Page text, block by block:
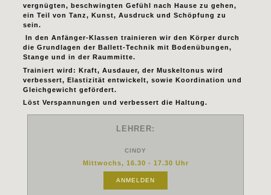
vergnügten, beschwingten Gefühl nach Hause zu gehen,
ein Teil von Tanz, Kunst, Ausdruck und Schöpfung zu
sein.
In den Anfänger-Klassen trainieren wir den Körper durch
die Grundlagen der Ballett-Technik mit Bodenübungen,
Stange und in der Raummitte.
Trainiert wird: Kraft, Ausdauer, der Muskeltonus wird
verbessert, Elastizität entwickelt, sowie Koordination und
Gleichgewicht gefördert.
Löst Verspannungen und verbessert die Haltung.
LEHRER:
CINDY
Mittwochs, 16.30 - 17.30 Uhr
ANMELDEN